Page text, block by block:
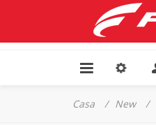
Casa / New /